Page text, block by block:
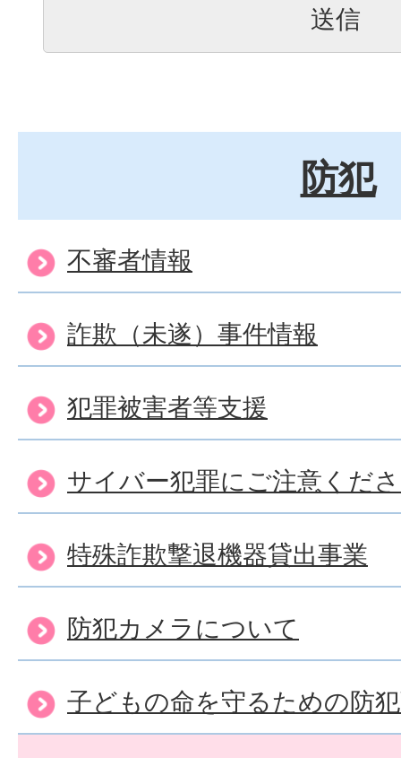
防犯
不審者情報
詐欺（未遂）事件情報
犯罪被害者等支援
サイバー犯罪にご注意くだ
特殊詐欺撃退機器貸出事業
防犯カメラについて
子どもの命を守るための防